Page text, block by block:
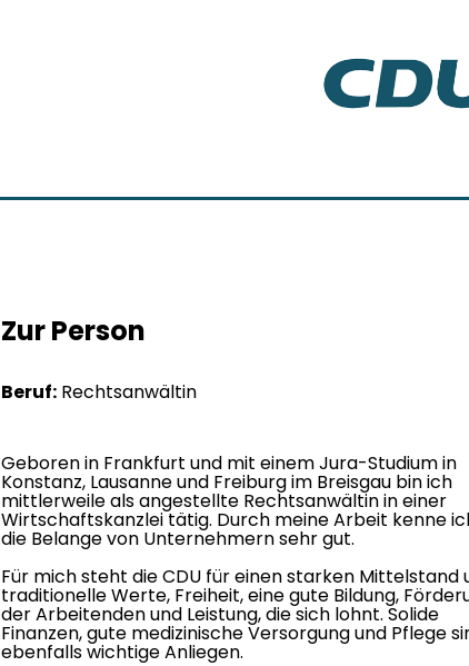
Zur Person
Beruf:Rechtsanwältin
Geboren in Frankfurt und mit einem Jura-Studium in
Konstanz, Lausanne und Freiburg im Breisgau bin ich
mittlerweile als angestellte Rechtsanwältin in einer
Wirtschaftskanzlei tätig. Durch meine Arbeit kenne
die Belange von Unternehmern sehr gut.
Für mich steht die CDU für einen starken Mittelstand
traditionelle Werte, Freiheit, eine gute Bildung,
der Arbeitenden und Leistung, die sich lohnt. Solide
Finanzen, gute medizinische Versorgung und Pflege
ebenfalls wichtige Anliegen.